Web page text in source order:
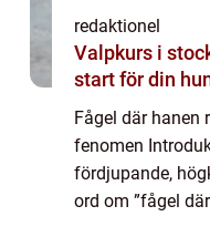
redaktionel
Valpkurs i stockholm så
start för din
Fågel där hanen
fenomen
fördjupande,
ord om ”fågel